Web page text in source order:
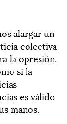
alargar un
colectiva
la opresión.
si la
es válido
manos.